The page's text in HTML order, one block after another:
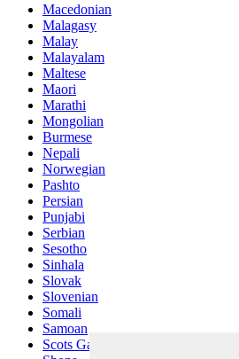
Macedonian
Malagasy
Malay
Malayalam
Maltese
Maori
Marathi
Mongolian
Burmese
Nepali
Norwegian
Pashto
Persian
Punjabi
Serbian
Sesotho
Sinhala
Slovak
Slovenian
Somali
Samoan
Scots Gaelic